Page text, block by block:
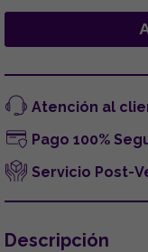
Atención al
Pago 100%
Servicio Post-
Descripción